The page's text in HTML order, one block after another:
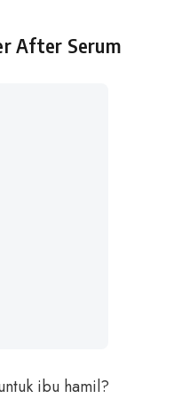
After Serum
ibu hamil?